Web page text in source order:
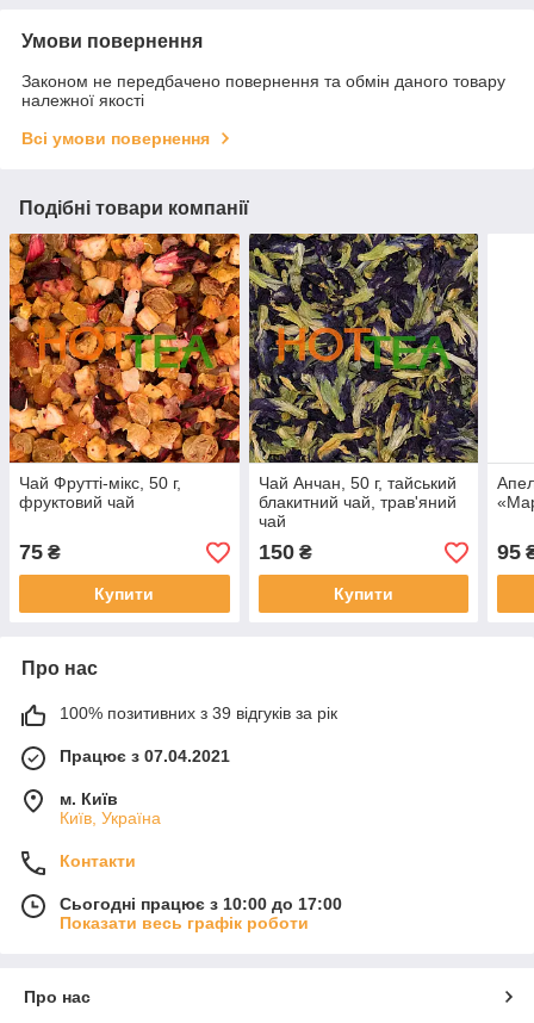
Умови повернення
Законом не передбачено повернення та обмін даного товару
належної якості
Всі умови повернення
Подібні товари компанії
Чай Фрутті-мікс, 50 г,
фруктовий чай
75 ₴
Купити
Чай Анчан, 50 г, тайський
блакитний чай, трав'яний
чай
150₴
Купити
95
Про нас
100% позитивних з 39 відгуків за рік
Працює з 07.04.2021
м. Київ
Київ, Україна
Контакти
Сьогодні працює з 10:00 до 17:00
Показати весь графік роботи
Про нас